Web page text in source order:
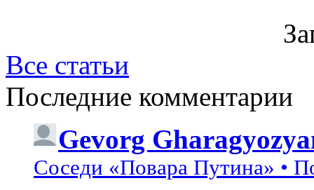
Все статьи
Последние комментарии
Gevorg
Соседи «Повара Путина» •